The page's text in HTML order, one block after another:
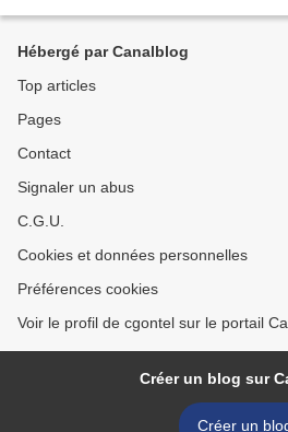
Hébergé par Canalblog
Top articles
Pages
Contact
Signaler un abus
C.G.U.
Cookies et données personnelles
Préférences cookies
Voir le profil de cgontel sur le portail
Créer un blog sur
Créer un